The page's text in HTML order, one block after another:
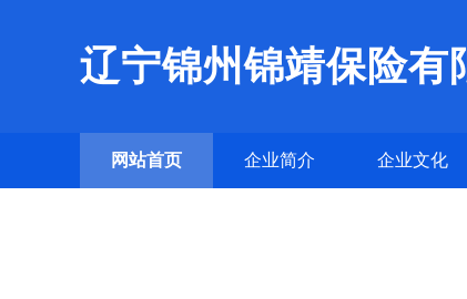
辽宁锦州锦靖保险有
网站首页 企业简介 企业文化